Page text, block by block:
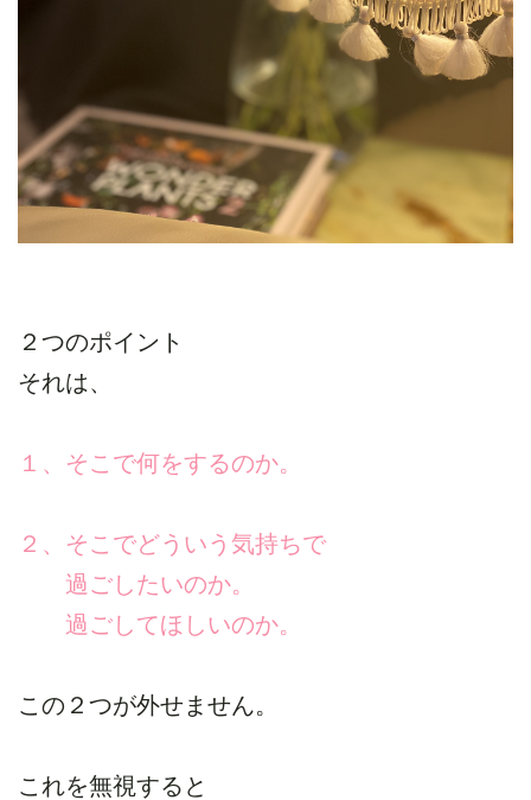
２つのポイント
それは、
１、そこで何をするのか。
２、そこでどういう気持ちで
過ごしたいのか。
過ごしてほしいのか。
この２つが外せません。
これを無視すると